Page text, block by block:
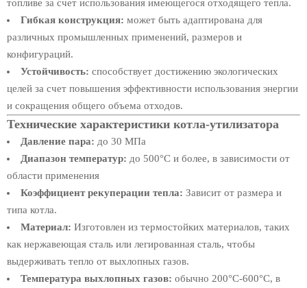
топливе за счет использования имеющегося отходящего тепла.
Гибкая конструкция: может быть адаптирована для
различных промышленных применений, размеров и
конфигураций.
Устойчивость: способствует достижению экологических
целей за счет повышения эффективности использования энергии
и сокращения общего объема отходов.
Технические характеристики котла-утилизатора
Давление пара: до 30 МПа
Диапазон температур: до 500°C и более, в зависимости от
области применения
Коэффициент рекуперации тепла: Зависит от размера и
типа котла.
Материал: Изготовлен из термостойких материалов, таких
как нержавеющая сталь или легированная сталь, чтобы
выдерживать тепло от выхлопных газов.
Температура выхлопных газов: обычно 200°C-600°C, в